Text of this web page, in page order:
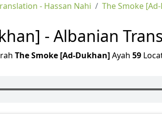
- Hassan Nahi The Smoke
- Albanian
The Smoke [Ad-Dukhan]Ayah 59